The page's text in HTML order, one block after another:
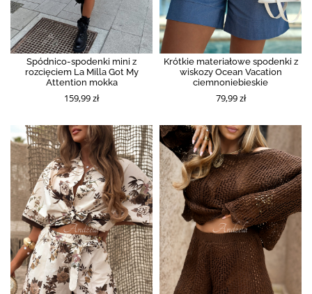
Spódnico-spodenki mini z
rozcięciem La Milla Got My
Attention mokka
159,99 zł
Krótkie materiałowe spodenki z
wiskozy Ocean Vacation
ciemnoniebieskie
79,99 zł